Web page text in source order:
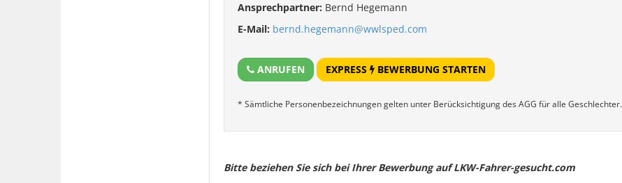
Ansprechpartner: Bernd Hegemann
E-Mail: bernd.hegemann@wwlsped.com
ANRUFEN EXPRESS BEWERBUNG STARTEN
* Sämtliche Personenbezeichnungen gelten unter Berücksichtigung des AGG für alle Geschlechter.
Bitte beziehen Sie sich bei Ihrer Bewerbung auf LKW-Fahrer-gesucht.com